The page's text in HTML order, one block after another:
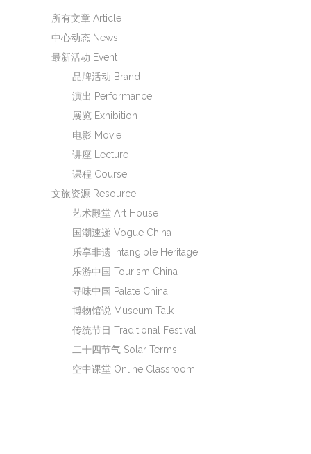
所有文章 Article
中心动态 News
最新活动 Event
品牌活动 Brand
演出 Performance
展览 Exhibition
电影 Movie
讲座 Lecture
课程 Course
文旅资源 Resource
艺术殿堂 Art House
国潮速递 Vogue China
乐享非遗 Intangible Heritage
乐游中国 Tourism China
寻味中国 Palate China
博物馆说 Museum Talk
传统节日 Traditional Festival
二十四节气 Solar Terms
空中课堂 Online Classroom